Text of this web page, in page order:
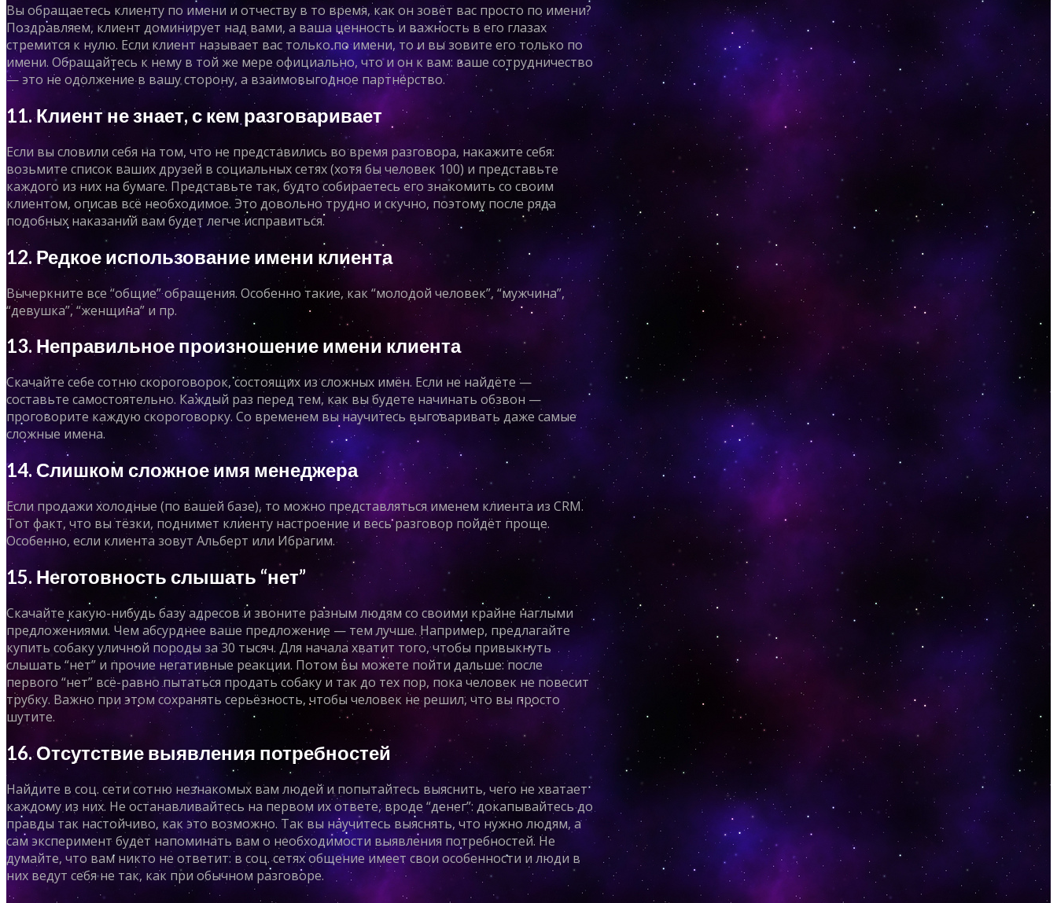
Вы обращаетесь клиенту по имени и отчеству в то время, как он зовёт вас просто по имени?
Поздравляем, клиент доминирует над вами, а ваша ценность и важность в его глазах
стремится к нулю. Если клиент называет вас только по имени, то и вы зовите его только по
имени. Обращайтесь к нему в той же мере официально, что и он к вам: ваше сотрудничество
— это не одолжение в вашу сторону, а взаимовыгодное партнёрство.
11. Клиент не знает, с кем разговаривает
Если вы словили себя на том, что не представились во время разговора, накажите себя:
возьмите список ваших друзей в социальных сетях (хотя бы человек 100) и представьте
каждого из них на бумаге. Представьте так, будто собираетесь его знакомить со своим
клиентом, описав всё необходимое. Это довольно трудно и скучно, поэтому после ряда
подобных наказаний вам будет легче исправиться.
12. Редкое использование имени клиента
Вычеркните все “общие” обращения. Особенно такие, как “молодой человек”, “мужчина”,
“девушка”, “женщина” и пр.
13. Неправильное произношение имени клиента
Скачайте себе сотню скороговорок, состоящих из сложных имён. Если не найдёте —
составьте самостоятельно. Каждый раз перед тем, как вы будете начинать обзвон —
проговорите каждую скороговорку. Со временем вы научитесь выговаривать даже самые
сложные имена.
14. Слишком сложное имя менеджера
Если продажи холодные (по вашей базе), то можно представляться именем клиента из CRM.
Тот факт, что вы тёзки, поднимет клиенту настроение и весь разговор пойдёт проще.
Особенно, если клиента зовут Альберт или Ибрагим.
15. Неготовность слышать “нет”
Скачайте какую-нибудь базу адресов и звоните разным людям со своими крайне наглыми
предложениями. Чем абсурднее ваше предложение — тем лучше. Например, предлагайте
купить собаку уличной породы за 30 тысяч. Для начала хватит того, чтобы привыкнуть
слышать “нет” и прочие негативные реакции. Потом вы можете пойти дальше: после
первого “нет” всё-равно пытаться продать собаку и так до тех пор, пока человек не повесит
трубку. Важно при этом сохранять серьёзность, чтобы человек не решил, что вы просто
шутите.
16. Отсутствие выявления потребностей
Найдите в соц. сети сотню незнакомых вам людей и попытайтесь выяснить, чего не хватает
каждому из них. Не останавливайтесь на первом их ответе, вроде “денег”: докапывайтесь до
правды так настойчиво, как это возможно. Так вы научитесь выяснять, что нужно людям, а
сам эксперимент будет напоминать вам о необходимости выявления потребностей. Не
думайте, что вам никто не ответит: в соц. сетях общение имеет свои особенности и люди в
них ведут себя не так, как при обычном разговоре.